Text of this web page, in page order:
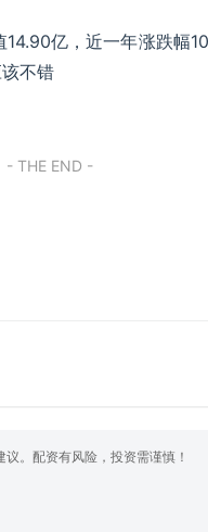
亿，近一年涨跌幅
不错
- THE END -
。配资有风险，投资需谨慎！